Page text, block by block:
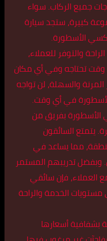
جميع الركاب. سواء
كبيرة، ستجد سيارة
الأسطورة.
والتوفر للعملاء،
تحتاجه وفي أي مكان
والسهلة، لن تواجه
في أي وقت.
الأسطورة بفريق من
يتمتع السائقون
مما يساعد في
وبفضل تدريبهم المستمر
العملاء، فإن سائقي
الخدمة والراحة
بشفافية أسعارها